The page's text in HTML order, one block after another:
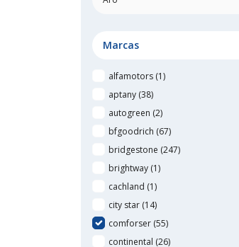
Marcas
alfamotors (1)
aptany (38)
autogreen (2)
bfgoodrich (67)
bridgestone (247)
brightway (1)
cachland (1)
city star (14)
comforser (55)
continental (26)